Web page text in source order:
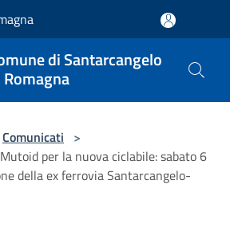
di Santarcangelo
Comunicati >
per la nuova ciclabile: sabato 6
della ex ferrovia Santarcangelo-